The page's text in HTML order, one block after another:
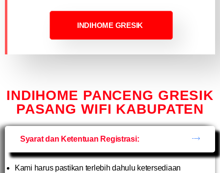
INDIHOME GRESIK
INDIHOME PANCENG GRESIK
PASANG WIFI KABUPATEN
Syarat dan Ketentuan Registrasi:
Kami harus pastikan terlebih dahulu ketersediaan